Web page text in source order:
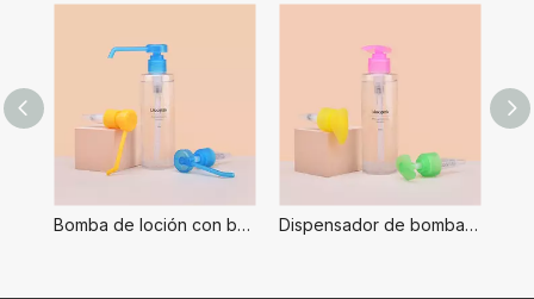
Bomba de loción con boquilla larga para jabón de manos, dispensador de jabón con bomba eaay, bomba de loción 24/400 Dispensador de bomba de 2,0 cc para loción espesa, botella para mascotas apta para bomba de loción de 28mm, dispensador de loción comercial de jabón de manos